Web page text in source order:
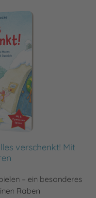
verschenkt! Mit
– ein besonderes
Raben